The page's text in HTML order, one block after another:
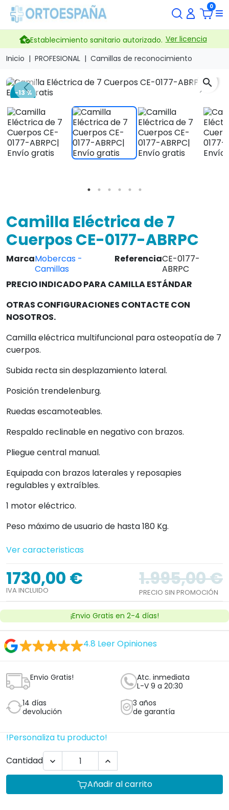
0
Establecimiento sanitario autorizado. Ver licencia
Inicio
PROFESIONAL Camillas de reconocimiento
-13 %Previous Next
search
Camilla Eléctrica de 7
Cuerpos CE-0177-ABRPC
MarcaMobercas -
Camillas
ReferenciaCE-0177-
ABRPC
PRECIO INDICADO PARA CAMILLA ESTÁNDAR
OTRAS CONFIGURACIONES CONTACTE CON
NOSOTROS.
Camilla eléctrica multifuncional para osteopatía de 7
cuerpos.
Subida recta sin desplazamiento lateral.
Posición trendelenburg.
Ruedas escamoteables.
Respaldo reclinable en negativo con brazos.
Pliegue central manual.
Equipada con brazos laterales y reposapies
regulables y extraíbles.
1 motor eléctrico.
Peso máximo de usuario de hasta 180 Kg.
Ver caracteristicas
1730,00 €
IVA INCLUIDO
1.995,00 €
PRECIO SIN PROMOCIÓN
¡Envio Gratis en 2-4 días!
4.8 Leer Opiniones
Envio Gratis!
Atc. inmediata
L-V 9 a 20:30
14 días
devolución
3 años
de garantía
!Personaliza tu producto!
Cantidad
 
Añadir al carrito